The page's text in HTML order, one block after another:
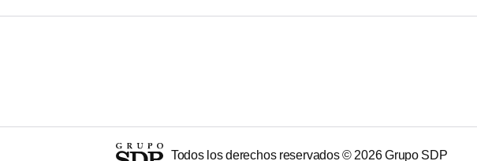
Todos los derechos reservados © 2026Grupo SDP